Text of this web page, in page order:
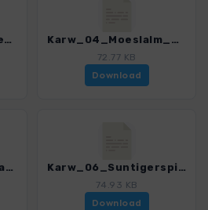
Karw_03_Scharnitzer Zunterkopf_4484_11.gpx Karw_04_Moeslalm_4484_11.gpx
72.77 KB
Download
Karw_05_Gleirschklamm_4484_11.gpx Karw_06_Suntigerspitze_4484_11.gpx
74.93 KB
Download